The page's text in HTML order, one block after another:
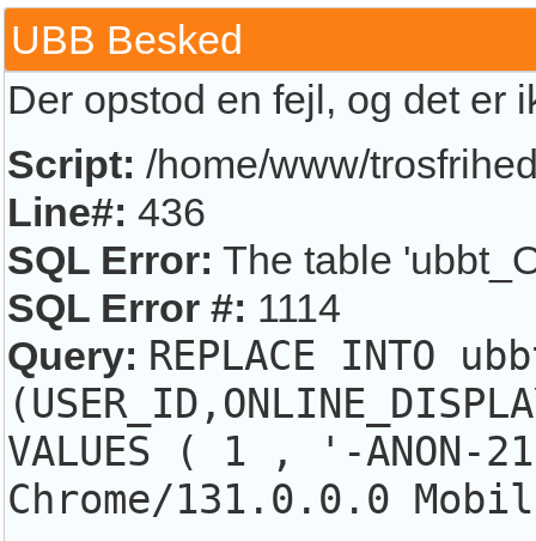
UBB Besked
Der opstod en fejl, og det
Script: /home/www/
Line#: 436
SQL Error: The table
SQL Error #: 1114
Query: REPLACE INTO
VALUES ( 1 , '-
Chrome/131.0.0.0